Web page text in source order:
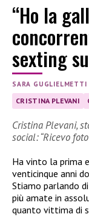
“Ho la
sexting
SARA GUGLIELMETTI
CRISTINA PLEVANI
Cristina Plevani,
social: “Ricevo
Ha vinto la prima
venticinque anni
Stiamo parlando di
più amate in
quanto vittima di